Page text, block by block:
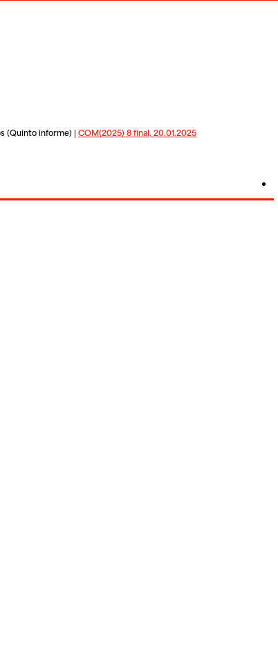
(Quinto informe) | COM(2025) 8 final, 20.01.2025